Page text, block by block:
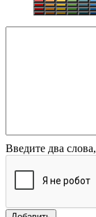
Введите два